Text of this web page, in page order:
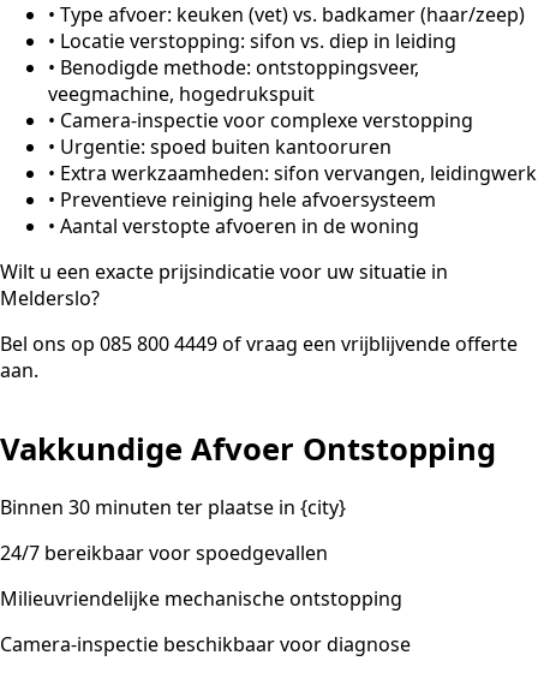
• Type afvoer: keuken (vet) vs. badkamer (haar/zeep)
• Locatie verstopping: sifon vs. diep in leiding
• Benodigde methode: ontstoppingsveer,
veegmachine, hogedrukspuit
• Camera-inspectie voor complexe verstopping
• Urgentie: spoed buiten kantooruren
• Extra werkzaamheden: sifon vervangen, leidingwerk
• Preventieve reiniging hele afvoersysteem
• Aantal verstopte afvoeren in de woning
Wilt u een exacte prijsindicatie voor uw situatie in
Melderslo?
Bel ons op 085 800 4449 of vraag een vrijblijvende offerte
aan.
Vakkundige Afvoer Ontstopping
Binnen 30 minuten ter plaatse in {city}
24/7 bereikbaar voor spoedgevallen
Milieuvriendelijke mechanische ontstopping
Camera-inspectie beschikbaar voor diagnose